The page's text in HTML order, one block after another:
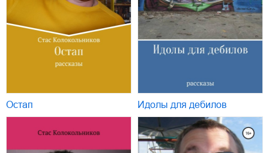
Остап Идолы для дебилов